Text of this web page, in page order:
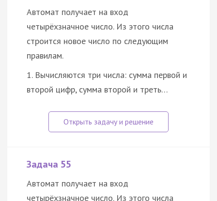
Автомат получает на вход
четырёхзначное число. Из этого числа
строится новое число по следующим
правилам.
1. Вычисляются три числа: сумма первой и
второй цифр, сумма второй и треть…
Задача 55
Автомат получает на вход
четырёхзначное число. Из этого числа